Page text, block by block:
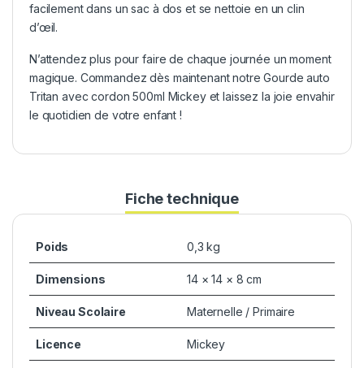
facilement dans un sac à dos et se nettoie en un clin
d’œil.
N’attendez plus pour faire de chaque journée un moment
magique. Commandez dès maintenant notre Gourde auto
Tritan avec cordon 500ml Mickey et laissez la joie envahir
le quotidien de votre enfant !
Fiche technique
Poids 0,3 kg
Dimensions 14 × 14 × 8 cm
Niveau Scolaire Maternelle / Primaire
Licence Mickey